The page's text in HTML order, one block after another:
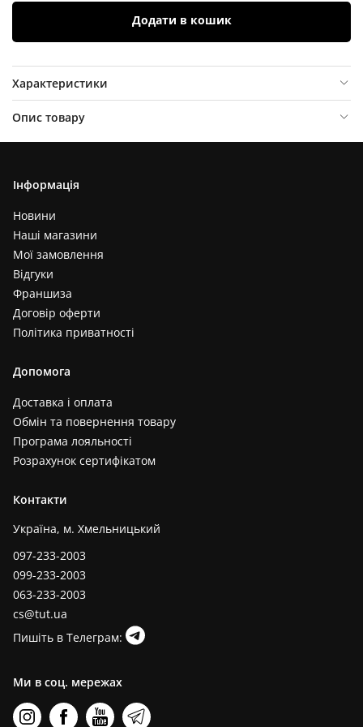
Додати в кошик
Характеристики
Опис товару
Інформація
Новини
Наші магазини
Мої замовлення
Відгуки
Франшиза
Договір оферти
Політика приватності
Допомога
Доставка і оплата
Обмін та повернення товару
Програма лояльності
Розрахунок сертифікатом
Контакти
Україна, м. Хмельницький
097-233-2003
099-233-2003
063-233-2003
cs@tut.ua
Пишіть в Телеграм:
Ми в соц. мережах